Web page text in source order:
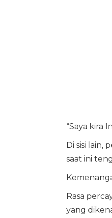
“Saya kira
Di sisi lain,
saat ini
Rasa
yang